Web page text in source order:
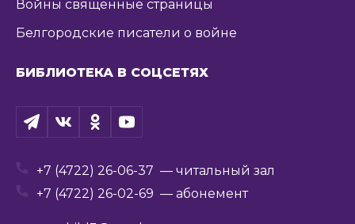
Войны священные страницы
Белгородские писатели о войне
БИБЛИОТЕКА В СОЦСЕТЯХ
+7 (4722) 26-06-37 — читальный зал
+7 (4722) 26-02-69 — абонемент